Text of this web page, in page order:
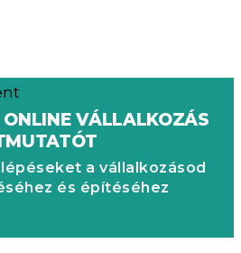
VÁLLALKOZÁS
a vállalkozásod
és építéséhez